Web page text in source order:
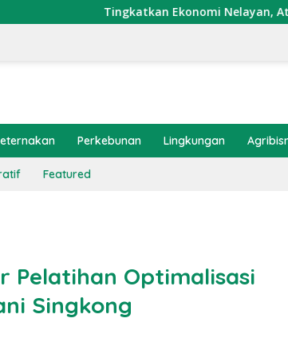
Tingkatkan Ekonomi Nelayan, Atraktor Cumi
Perkebunan Lingkungan
Featured
Pelatihan Optimalisasi
Singkong